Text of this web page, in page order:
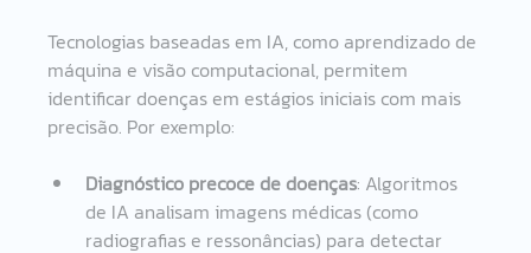
Tecnologias baseadas em IA, como aprendizado de
máquina e visão computacional, permitem
identificar doenças em estágios iniciais com mais
precisão. Por exemplo:
Diagnóstico precoce de doenças: Algoritmos
de IA analisam imagens médicas (como
radiografias e ressonâncias) para detectar